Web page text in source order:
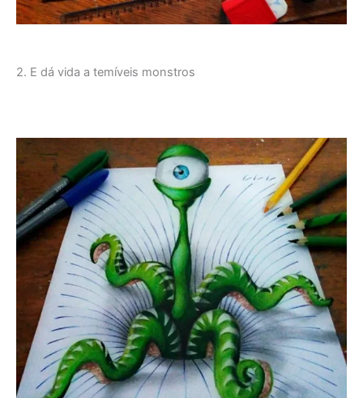
2. E dá vida a temíveis monstros